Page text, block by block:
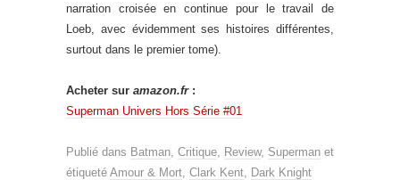
narration croisée en continue pour le travail de
Loeb, avec évidemment ses histoires différentes,
surtout dans le premier tome).
Acheter sur amazon.fr:
Superman Univers Hors Série #01
Publié dans Batman Critique Review, Superman et
étiqueté Amour & Mort Clark Kent Dark Knight